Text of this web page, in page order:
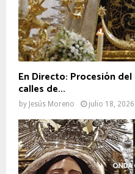
En Directo: Procesión
calles de...
by Jesús Moreno julio 18, 2026